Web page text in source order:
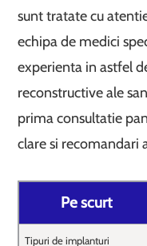
sunt tratate cu
echipa de medici
experienta in astfel
reconstructive ale
prima consultatie
clare si recomandari
Pe scurt
Tipuri de implanturi